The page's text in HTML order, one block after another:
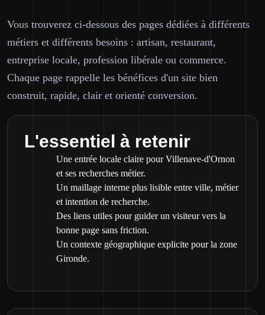
Vous trouverez ci-dessous des pages dédiées à différents
métiers et différents besoins : artisan, restaurant,
entreprise locale, profession libérale ou commerce.
Chaque page rappelle les bénéfices d'un site bien
construit, rapide, clair et orienté conversion.
L'essentiel à retenir
Une entrée locale claire pour Villenave-d'Ornon
et ses recherches métier.
Un maillage interne plus lisible entre ville, métier
et intention de recherche.
Des liens utiles pour guider un visiteur vers la
bonne page sans friction.
Un contexte géographique explicite pour la zone
Gironde.